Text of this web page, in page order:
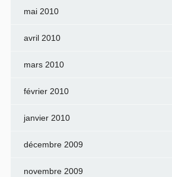
mai 2010
avril 2010
mars 2010
février 2010
janvier 2010
décembre 2009
novembre 2009